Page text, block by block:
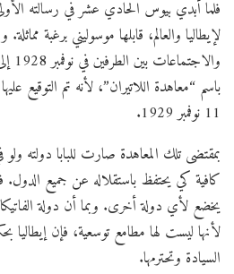
فلما أبدي بيوس الحادي عشر في رسالته
لإيطاليا والعالم، قابلها موسوليني برغبة
باسم “معاهدة اللاتيران”، لأنه تم التوقيع
11 نوفمبر 1929.
بمقتضى تلك المعاهدة صارت للبابا دولته
كافية كي يحتفظ باستقلاله عن جميع الدول.
يخضع لأي دولة أخرى. وبما أن دولة
لأنها ليست لها مطامع توسعية، فإن إيطاليا
السيادة وتحترمها.